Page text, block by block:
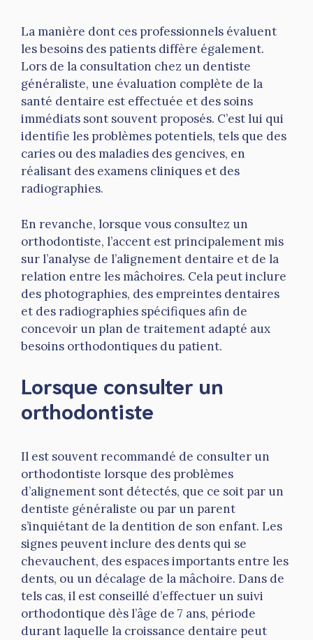
La manière dont ces professionnels évaluent
les besoins des patients diffère également.
Lors de la consultation chez un dentiste
généraliste, une évaluation complète de la
santé dentaire est effectuée et des soins
immédiats sont souvent proposés. C’est lui qui
identifie les problèmes potentiels, tels que des
caries ou des maladies des gencives, en
réalisant des examens cliniques et des
radiographies.
En revanche, lorsque vous consultez un
orthodontiste, l’accent est principalement mis
sur l’analyse de l’alignement dentaire et de la
relation entre les mâchoires. Cela peut inclure
des photographies, des empreintes dentaires
et des radiographies spécifiques afin de
concevoir un plan de traitement adapté aux
besoins orthodontiques du patient.
Lorsque consulter un
orthodontiste
Il est souvent recommandé de consulter un
orthodontiste lorsque des problèmes
d’alignement sont détectés, que ce soit par un
dentiste généraliste ou par un parent
s’inquiétant de la dentition de son enfant. Les
signes peuvent inclure des dents qui se
chevauchent, des espaces importants entre les
dents, ou un décalage de la mâchoire. Dans de
tels cas, il est conseillé d’effectuer un suivi
orthodontique dès l’âge de 7 ans, période
durant laquelle la croissance dentaire peut